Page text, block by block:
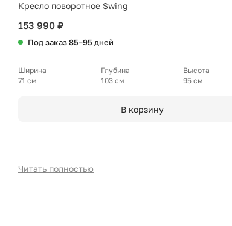
Кресло поворотное Swing
153 990 ₽
Под заказ 85–95 дней
Ширина
71 см
Глубина
103 см
Высота
95 см
В корзину
Читать полностью